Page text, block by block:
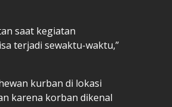
saat kegiatan
terjadi sewaktu-waktu,”
kurban di lokasi
karena korban dikenal